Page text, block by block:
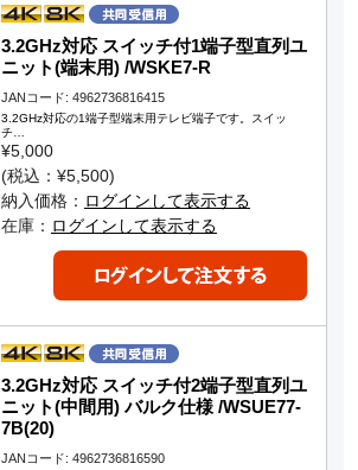
3.2GHz対応 スイッチ付1端子型直列ユ
ニット(端末用) /WSKE7-R
JANコード: 4962736816415
3.2GHz対応の1端子型端末用テレビ端子です。スイッ
チ…
¥5,000
(税込：¥5,500)
納入価格： ログインして表示する
在庫： ログインして表示する
3.2GHz対応 スイッチ付2端子型直列ユ
ニット(中間用) バルク仕様 /WSUE77-
7B(20)
JANコード: 4962736816590